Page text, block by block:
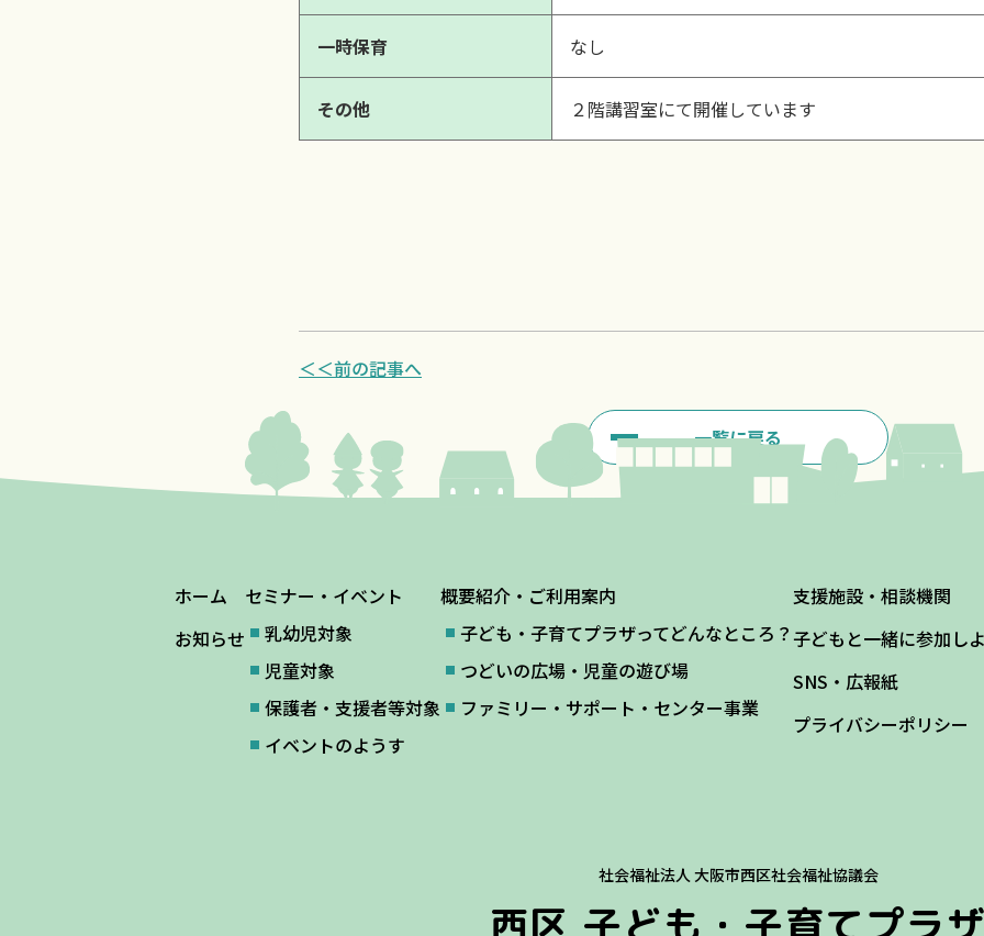
一時保育 なし
その他 ２階講習室にて開催しています
＜＜前の記事へ
一覧に戻る
ホーム
お知らせ
セミナー・イベント
乳幼児対象
児童対象
保護者・支援者等対象
イベントのようす
概要紹介・ご利用案内
子ども・子育てプラザってどんなところ？
つどいの広場・児童の遊び場
ファミリー・サポート・センター事業
支援施設・相談機関
子どもと一緒に参加し
SNS・広報紙
プライバシーポリシー
社会福祉法人 大阪市西区社会福祉協議会
西区 子ども・子育てプラ